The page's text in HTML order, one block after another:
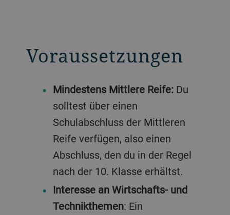
Voraussetzungen
Mindestens Mittlere Reife:Du
solltest über einen
Schulabschluss der Mittleren
Reife verfügen, also einen
Abschluss, den du in der Regel
nach der 10. Klasse erhältst.
Interesse an Wirtschafts- und
Technikthemen: Ein